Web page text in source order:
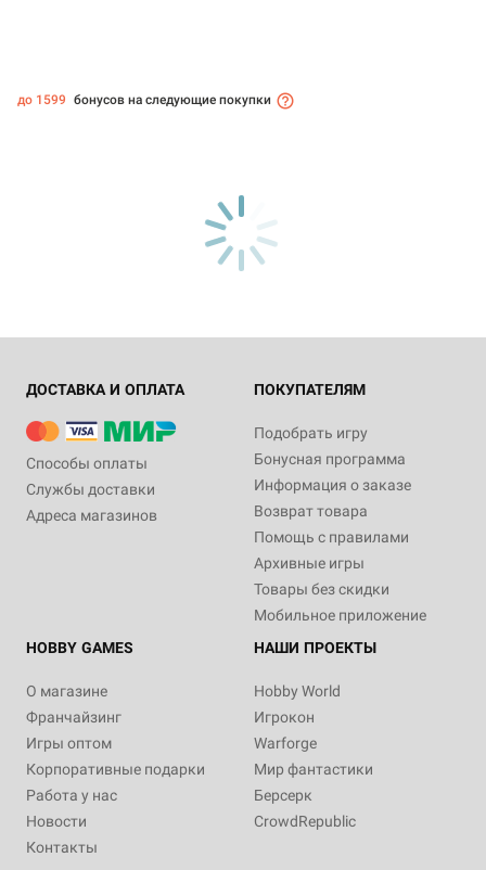
до 1599 бонусов на следующие покупки
ДОСТАВКА И ОПЛАТА
Способы оплаты
Службы доставки
Адреса магазинов
ПОКУПАТЕЛЯМ
Подобрать игру
Бонусная программа
Информация о заказе
Возврат товара
Помощь с правилами
Архивные игры
Товары без скидки
Мобильное приложение
HOBBY GAMES
О магазине
Франчайзинг
Игры оптом
Корпоративные подарки
Работа у нас
Новости
Контакты
НАШИ ПРОЕКТЫ
Hobby World
Игрокон
Warforge
Мир фантастики
Берсерк
CrowdRepublic